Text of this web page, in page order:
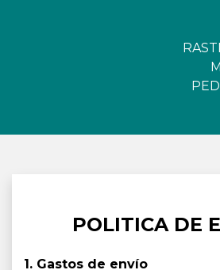
POLITICA DE
1. Gastos de envío